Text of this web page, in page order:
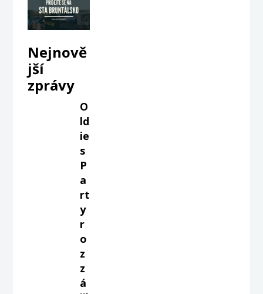
Nejnově
jší
zprávy
O
ld
ie
s
P
a
rt
y
r
o
z
z
á